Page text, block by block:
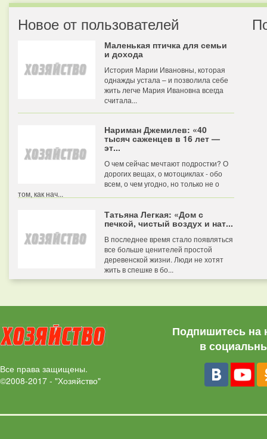
Новое от пользователей
Маленькая птичка для семьи
и дохода
История Марии Ивановны, которая
однажды устала – и позволила себе
жить легче Мария Ивановна всегда
считала...
Нариман Джемилев: «40
тысяч саженцев в 16 лет —
эт...
О чем сейчас мечтают подростки? О
дорогих вещах, о мотоциклах - обо
всем, о чем угодно, но только не о
том, как нач...
Татьяна Легкая: «Дом с
печкой, чистый воздух и нат...
В последнее время стало появляться
все больше ценителей простой
деревенской жизни. Люди не хотят
жить в спешке в бо...
Все права защищены.
©2008-2017 - "Хозяйство"
Подпишитесь на
в